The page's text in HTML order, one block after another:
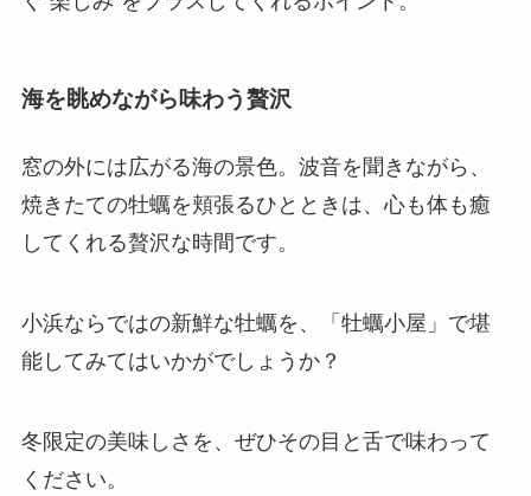
海を眺めながら味わう贅沢
窓の外には広がる海の景色。波音を聞きながら、
焼きたての牡蠣を頬張るひとときは、心も体も癒
してくれる贅沢な時間です。
小浜ならではの新鮮な牡蠣を、「牡蠣小屋」で堪
能してみてはいかがでしょうか？
冬限定の美味しさを、ぜひその目と舌で味わって
ください。